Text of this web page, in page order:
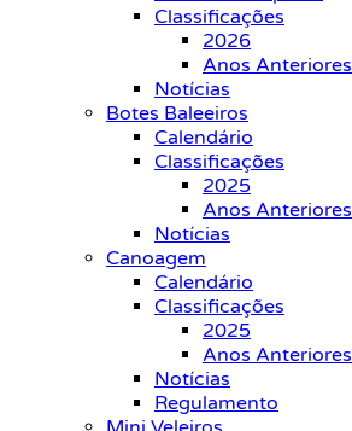
Classificações
2026
Anos Anteriores
Notícias
Botes Baleeiros
Calendário
Classificações
2025
Anos Anteriores
Notícias
Canoagem
Calendário
Classificações
2025
Anos Anteriores
Notícias
Regulamento